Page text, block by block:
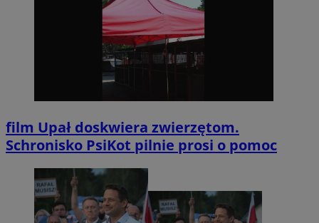
film Upał doskwiera zwierzętom.
Schronisko PsiKot pilnie prosi o pomoc